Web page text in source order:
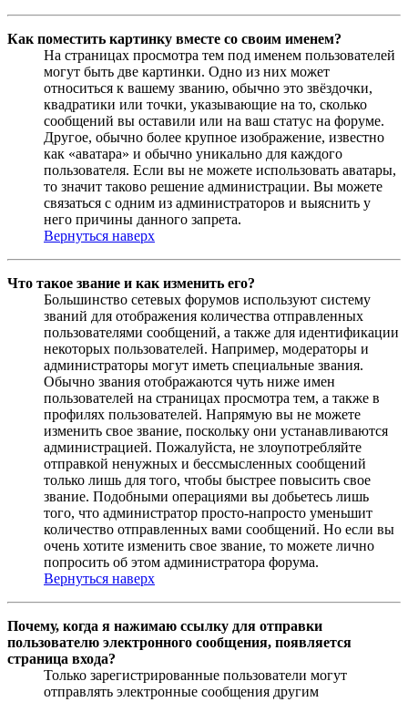
Как поместить картинку вместе со своим именем?
На страницах просмотра тем под именем пользователей
могут быть две картинки. Одно из них может
относиться к вашему званию, обычно это звёздочки,
квадратики или точки, указывающие на то, сколько
сообщений вы оставили или на ваш статус на форуме.
Другое, обычно более крупное изображение, известно
как «аватара» и обычно уникально для каждого
пользователя. Если вы не можете использовать аватары,
то значит таково решение администрации. Вы можете
связаться с одним из администраторов и выяснить у
него причины данного запрета.
Вернуться наверх
Что такое звание и как изменить его?
Большинство сетевых форумов используют систему
званий для отображения количества отправленных
пользователями сообщений, а также для идентификации
некоторых пользователей. Например, модераторы и
администраторы могут иметь специальные звания.
Обычно звания отображаются чуть ниже имен
пользователей на страницах просмотра тем, а также в
профилях пользователей. Напрямую вы не можете
изменить свое звание, поскольку они устанавливаются
администрацией. Пожалуйста, не злоупотребляйте
отправкой ненужных и бессмысленных сообщений
только лишь для того, чтобы быстрее повысить свое
звание. Подобными операциями вы добьетесь лишь
того, что администратор просто-напросто уменьшит
количество отправленных вами сообщений. Но если вы
очень хотите изменить свое звание, то можете лично
попросить об этом администратора форума.
Вернуться наверх
Почему, когда я нажимаю ссылку для отправки
пользователю электронного сообщения, появляется
страница входа?
Только зарегистрированные пользователи могут
отправлять электронные сообщения другим